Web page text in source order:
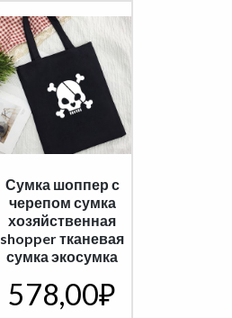
Сумка шоппер с
черепом сумка
хозяйственная
shopper тканевая
сумка экосумка
578,00₽